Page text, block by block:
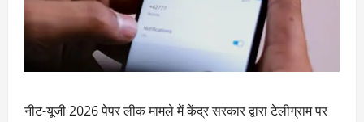
नीट-यूजी 2026 पेपर लीक मामले में केंद्र सरकार द्वारा टेलीग्राम पर